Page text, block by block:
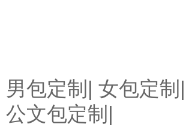
男包定制 | 女包定制 |
公文包定制|